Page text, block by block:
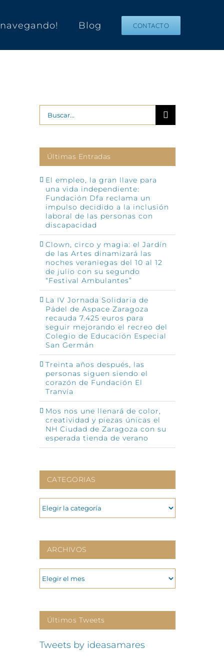
navegando! Blog CONTACTO
Buscar:
Últimas Entradas
El empleo, la gran llave para
una vida independiente:
Fundación Dfa reclama un
impulso decidido a la inclusión
laboral de las personas con
discapacidad
Clown, circo y magia: el Jardín
de las Artes dinamizará las
noches veraniegas del 10 al 12
de julio con su segundo
“Festival Ambulantes”
La IV Jornada Solidaria de
Pádel de Aspace Zaragoza
recauda 7.425 euros para
seguir mejorando el recreo del
Colegio de Educación Especial
San Germán
Treinta años después, las
personas siguen siendo el
corazón de Fundación El
Tranvía
Mos nos une llenará de color,
creatividad y piezas únicas el
NH Ciudad de Zaragoza con su
esperada tienda de verano
CATEGORIAS
CATEGORIAS
ARCHIVOS
ARCHIVOS
Últimos Tweets
Tweets by ideasamares